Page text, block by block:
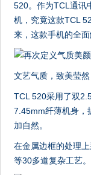
520。作为TCL通讯
机，究竟这款TCL
来，这款手机的全面
文艺气质，致美莹然
TCL 520采用了双
7.45mm纤薄机身，
加自然。
在金属边框的处理
等30多道复杂工艺